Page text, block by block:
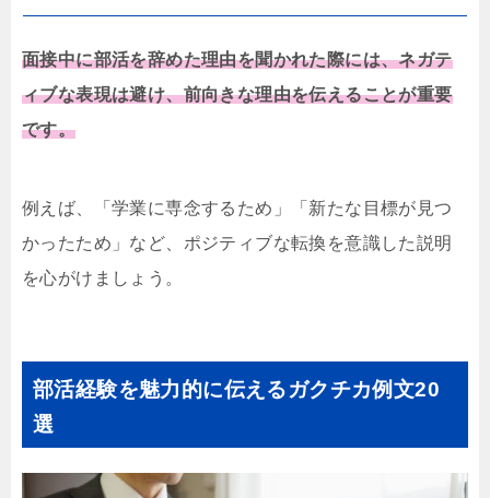
面接中に部活を辞めた理由を聞かれた際には、ネガテ
ィブな表現は避け、前向きな理由を伝えることが重要
です。
例えば、「学業に専念するため」「新たな目標が見つ
かったため」など、ポジティブな転換を意識した説明
を心がけましょう。
部活経験を魅力的に伝えるガクチカ例文20
選